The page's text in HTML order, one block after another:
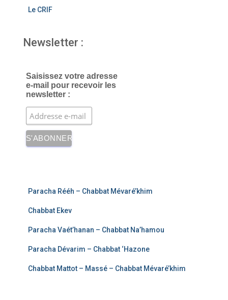
Le CRIF
Newsletter :
Saisissez votre adresse
e-mail pour recevoir les
newsletter :
Paracha Rééh – Chabbat Mévaré’khim
Chabbat Ekev
Paracha Vaét’hanan – Chabbat Na’hamou
Paracha Dévarim – Chabbat ‘Hazone
Chabbat Mattot – Massé – Chabbat Mévaré’khim